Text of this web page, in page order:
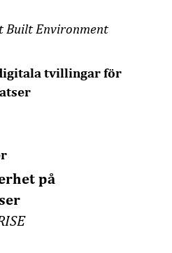
Built Environment
tvillingar för
på